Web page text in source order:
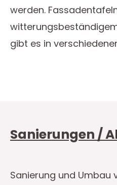
werden.
gibt es in
Sanierungen /
Sanierung und Umbau